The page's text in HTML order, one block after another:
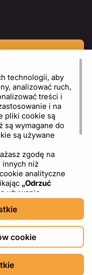
($)
technologii, aby
analizować ruch,
treści i
i na
pliki cookie są
są wymagane do
są używane
zgodę na
innych niż
analityczne
„Odrzuć
używanie
plików cookie
Możesz w
swoją zgodę,
cookie” w dolnej
korzystania z
cookie